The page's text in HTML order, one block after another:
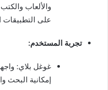
والألعاب
على التطبيقات
تجربة المستخدم:
غوغل بلاي:
إمكانية البحث